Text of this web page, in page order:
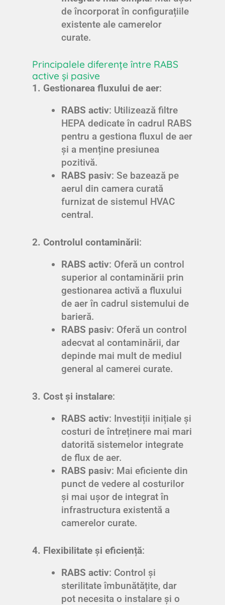
de încorporat în configurațiile
existente ale camerelor
curate.
Principalele diferențe între RABS
active și pasive
1. Gestionarea fluxului de aer:
RABS activ: Utilizează filtre
HEPA dedicate în cadrul RABS
pentru a gestiona fluxul de aer
și a menține presiunea
pozitivă.
RABS pasiv: Se bazează pe
aerul din camera curată
furnizat de sistemul HVAC
central.
2. Controlul contaminării:
RABS activ: Oferă un control
superior al contaminării prin
gestionarea activă a fluxului
de aer în cadrul sistemului de
barieră.
RABS pasiv: Oferă un control
adecvat al contaminării, dar
depinde mai mult de mediul
general al camerei curate.
3. Cost și instalare:
RABS activ: Investiții inițiale și
costuri de întreținere mai mari
datorită sistemelor integrate
de flux de aer.
RABS pasiv: Mai eficiente din
punct de vedere al costurilor
și mai ușor de integrat în
infrastructura existentă a
camerelor curate.
4. Flexibilitate și eficiență:
RABS activ: Control și
sterilitate îmbunătățite, dar
pot necesita o instalare și o